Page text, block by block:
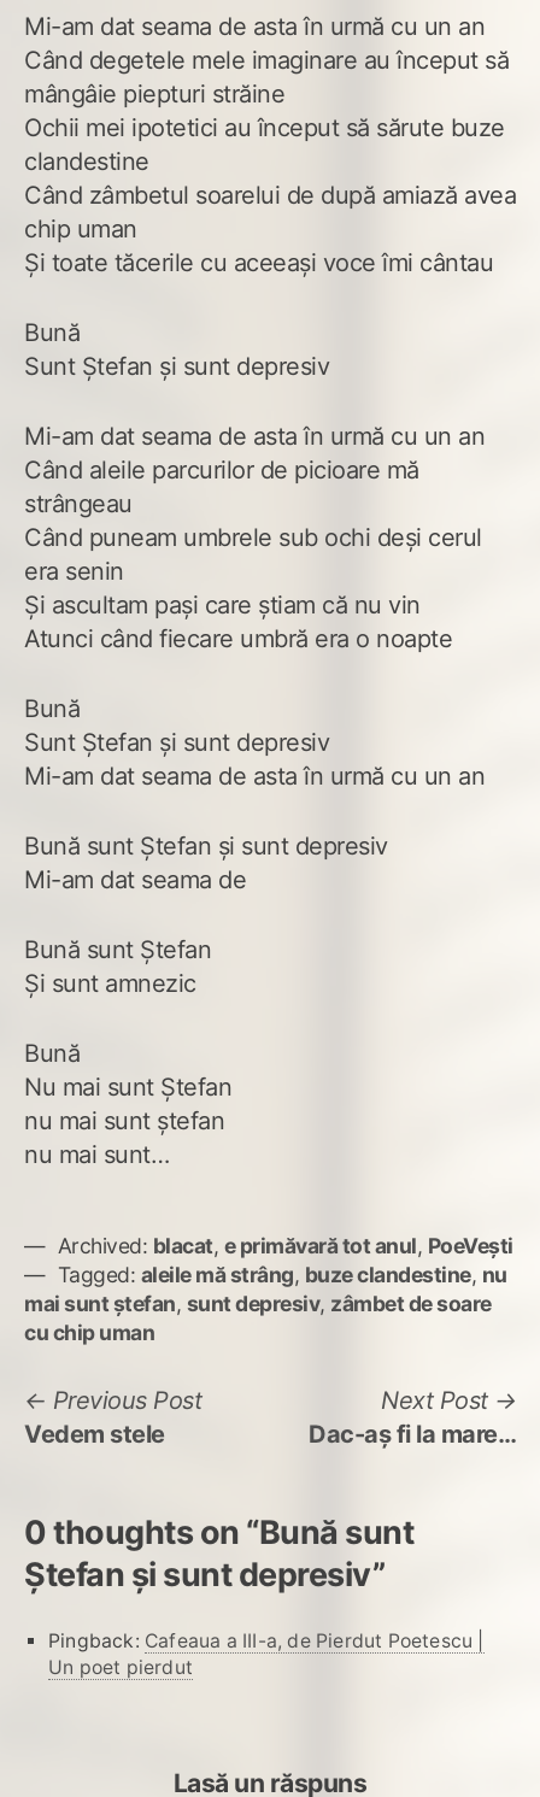
Mi-am dat seama de asta în urmă cu un an
Când degetele mele imaginare au început să
mângâie piepturi străine
Ochii mei ipotetici au început să sărute buze
clandestine
Când zâmbetul soarelui de după amiază avea
chip uman
Și toate tăcerile cu aceeași voce îmi cântau
Bună
Sunt Ștefan și sunt depresiv
Mi-am dat seama de asta în urmă cu un an
Când aleile parcurilor de picioare mă
strângeau
Când puneam umbrele sub ochi deși cerul
era senin
Și ascultam pași care știam că nu vin
Atunci când fiecare umbră era o noapte
Bună
Sunt Ștefan și sunt depresiv
Mi-am dat seama de asta în urmă cu un an
Bună sunt Ștefan și sunt depresiv
Mi-am dat seama de
Bună sunt Ștefan
Și sunt amnezic
Bună
Nu mai sunt Ștefan
nu mai sunt ștefan
nu mai sunt…
Archived: blacat, e primăvară tot anul, PoeVești
Tagged: aleile mă strâng, buze clandestine, nu
mai sunt ștefan, sunt depresiv, zâmbet de soare
cu chip uman
Navigare
în
Previous PostPrevious
Vedem stele
Next Post
Dac-aș fi la mare…
0 thoughts on “Bună sunt
Ștefan și sunt depresiv”
Pingback: Cafeaua a III-a, de Pierdut Poetescu |
Un poet pierdut
Lasă un răspuns